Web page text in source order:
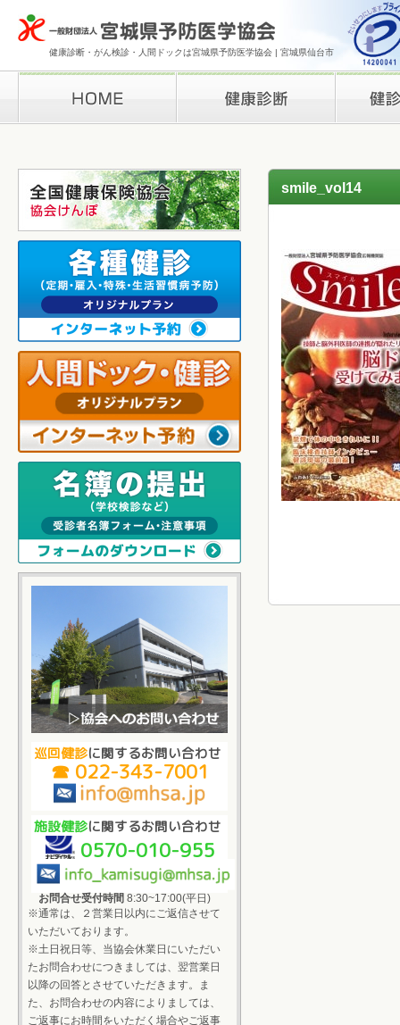
健康診断・がん検診・人間ドックは宮城県予防医学協会 | 宮城県仙台市
smile_vol14
巡回健診に関するお問い合わせ
☎ 022-343-7001
施設健診に関するお問い合わせ
0570-010-955
お問合せ受付時間 8:30~17:00(平日)
※通常は、２営業日以内にご返信させて
いただいております。
※土日祝日等、当協会休業日にいただい
たお問合わせにつきましては、翌営業日
以降の回答とさせていただきます。ま
た、お問合わせの内容によりましては、
ご返事にお時間をいただく場合やご返事